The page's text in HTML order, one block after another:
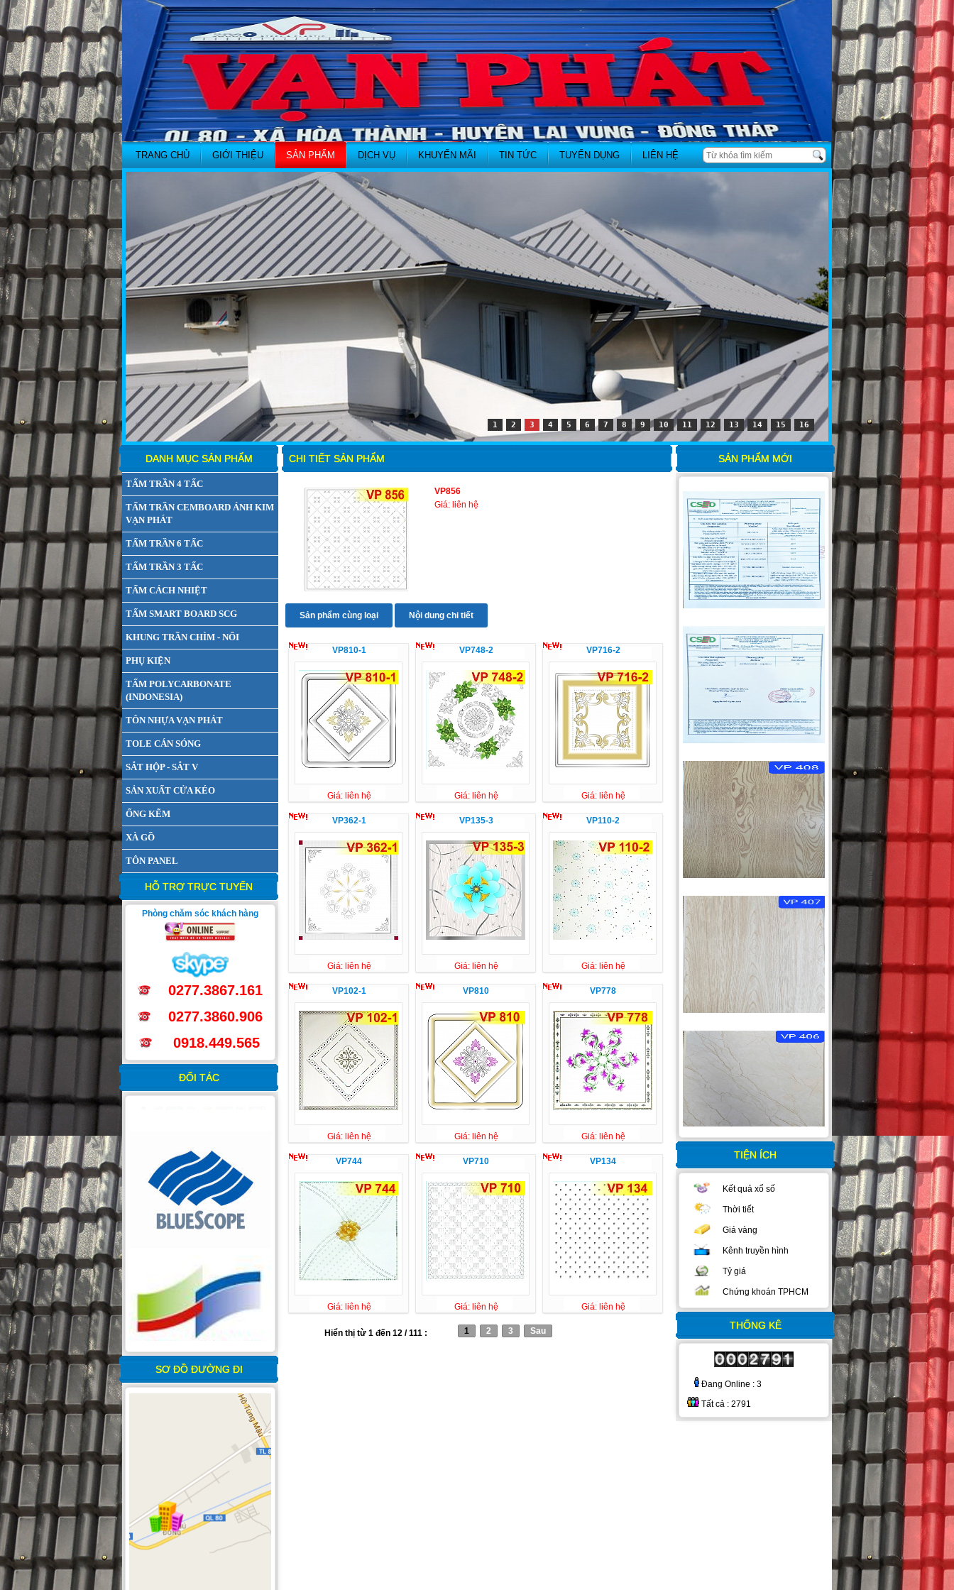
TRANG CHỦ GIỚI THIỆU SẢN PHẨM DỊCH VỤ KHUYẾN MÃI TIN TỨC TUYỂN DỤNG LIÊN HỆ
1 2 3 4 5 6 7 8 9 10 11 12 13 14 15 16
DANH MỤC SẢN PHẨM
TẤM TRẦN 4 TẤC
TẤM TRẦN CEMBOARD ÁNH KIM
VẠN PHÁT
TẤM TRẦN 6 TẤC
TẤM TRẦN 3 TẤC
TẤM CÁCH NHIỆT
TẤM SMART BOARD SCG
KHUNG TRẦN CHÌM - NỔI
PHỤ KIỆN
TẤM POLYCARBONATE
(INDONESIA)
TÔN NHỰA VẠN PHÁT
TOLE CÁN SÓNG
SẮT HỘP - SẮT V
SẢN XUẤT CỬA KÉO
ỐNG KẼM
XÀ GỒ
TÔN PANEL
HỖ TRỢ TRỰC TUYẾN
Phòng chăm sóc khách hàng
0277.3867.161
0277.3860.906
0918.449.565
ĐỐI TÁC
SƠ ĐỒ ĐƯỜNG ĐI
CHI TIẾT SẢN PHẨM
VP856
Giá: liên hệ
Sản phẩm cùng loại Nội dung chi tiết
VP810-1
Giá: liên hệ
VP748-2
Giá: liên hệ
VP716-2
Giá: liên hệ
VP362-1
Giá: liên hệ
VP135-3
Giá: liên hệ
VP110-2
Giá: liên hệ
VP102-1
Giá: liên hệ
VP810
Giá: liên hệ
VP778
Giá: liên hệ
VP744
Giá: liên hệ
VP710
Giá: liên hệ
VP134
Giá: liên hệ
Hiển thị từ 1 đến 12 / 111 : 1 2 3 Sau
SẢN PHẨM MỚI
TIỆN ÍCH
Kết quả xổ số
Thời tiết
Giá vàng
Kênh truyền hình
Tỷ giá
Chứng khoán TPHCM
THỐNG KÊ
Đang Online : 3
Tất cả : 2791